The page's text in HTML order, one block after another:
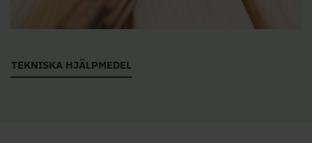
TEKNISKA HJÄLPMEDEL